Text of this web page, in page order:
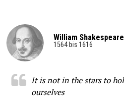
William Shakespeare
1564 bis 1616
It is not in the stars to
ourselves